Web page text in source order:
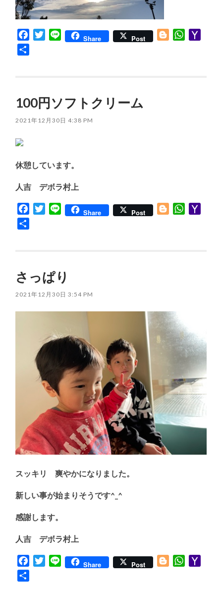
FacebookTwitter
Line Share Post BloggerWhatsApp
100円ソフトクリーム
2021年12月30日 4:38 PM
休憩しています。
人吉 デボラ村上
FacebookTwitter
Line Share Post BloggerWhatsApp
さっぱり
2021年12月30日 3:54 PM
スッキリ 爽やかになりました。
新しい事が始まりそうです^_^
感謝します。
人吉 デボラ村上
FacebookTwitter
Line Share Post BloggerWhatsApp